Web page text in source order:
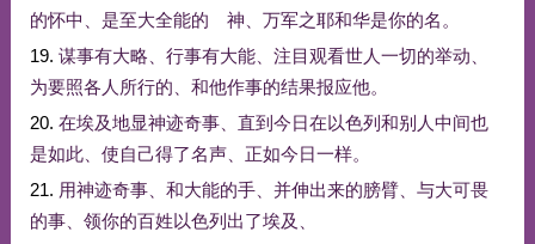
的怀中 是至大全能的 神 万军之耶和华是你的名 。
19. 谋事有大略 行事有大能、 注目观看世人一切的举动
为要照各人 所行的 和他作事的结果报应他。
20. 在埃及地显神迹奇事、 直到 今日在以色列 和别人中间也
是如此、 使自己得了名声、 正如今日一样。
21. 用神迹奇事、 和大能的手、 并伸出来的膀臂、 与大可畏
的事、 领你的百姓以色列 出了埃及